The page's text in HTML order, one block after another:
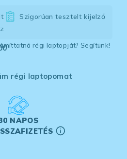
Szigorúan tesztelt kijelző
régi laptopját? Segítünk!
régi laptopomat
NAPOS